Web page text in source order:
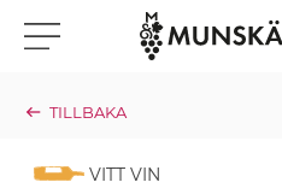
Klicka för meny
TILLBAKA
VITT VIN